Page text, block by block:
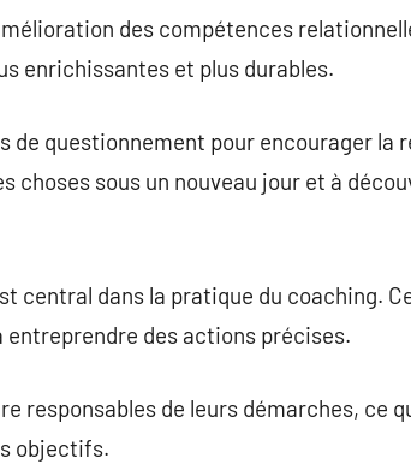
des compétences
enrichissantes et plus durables.
de questionnement pour encourager la
choses sous un nouveau jour et à
central dans la pratique du coaching.
des actions précises.
responsables de leurs démarches, ce
objectifs.